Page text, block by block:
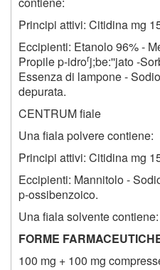
Principi attivi: Citidina mg
Eccipienti: Etanolo 96% -
Propile p-idrorj;be:''jato -
Essenza di lampone -
depurata.
CENTRUM fiale
Una fiala polvere contiene:
Principi attivi: Citidina mg
Eccipienti: Mannitolo -
p-ossibenzoico.
Una fiala solvente
FORME
100 mg + 100 mg